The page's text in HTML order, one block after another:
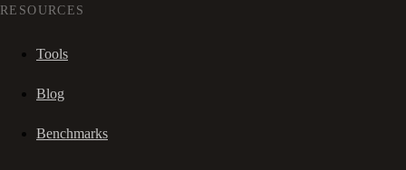
RESOURCES
Tools
Blog
Benchmarks